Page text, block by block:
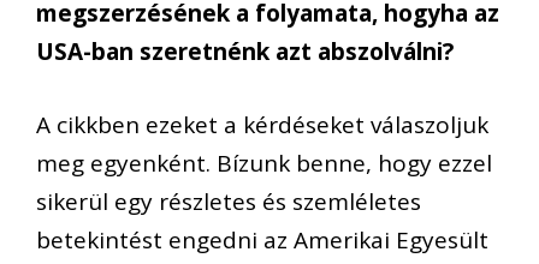
megszerzésének a folyamata, hogyha az
USA-ban szeretnénk azt abszolválni?
A cikkben ezeket a kérdéseket válaszoljuk
meg egyenként. Bízunk benne, hogy ezzel
sikerül egy részletes és szemléletes
betekintést engedni az Amerikai Egyesült